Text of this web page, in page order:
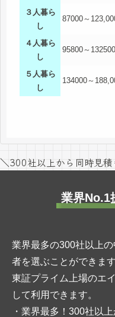
３人暮ら
し
87000～
４人暮ら
し
95800～
５人暮ら
し
134000～
＼300社以上から同時見
業界No.1
業界最多の300社以上
者を選ぶことができます
東証プライム上場のエ
して利用できます。
・業界最多！300社以